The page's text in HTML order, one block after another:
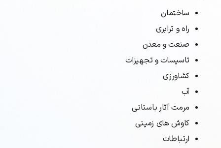
ساختمان
راه و ترابری
صنعت و معدن
تاسیسات و تجهیزات
کشاورزی
آب
مرمت آثار باستانی
کاوش های زمینی
ارتباطات